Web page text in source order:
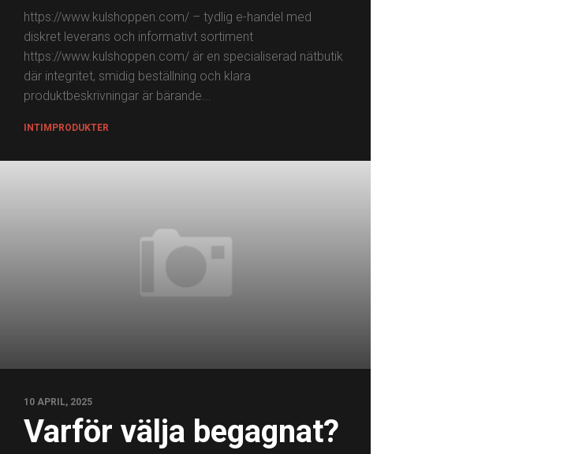
https://www.kulshoppen.com/ – tydlig e-handel med
diskret leverans och informativt sortiment
https://www.kulshoppen.com/ är en specialiserad nätbutik
där integritet, smidig beställning och klara
produktbeskrivningar är bärande...
INTIMPRODUKTER
10 APRIL, 2025
Varför välja begagnat?